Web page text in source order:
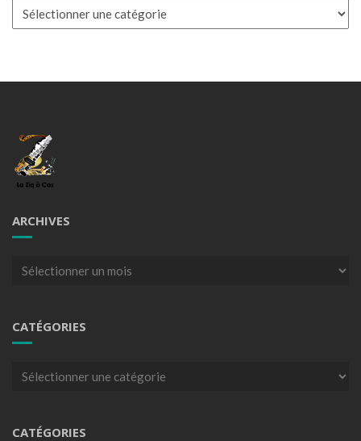
ARCHIVES
Archives
CATÉGORIES
Catégories
CATÉGORIES